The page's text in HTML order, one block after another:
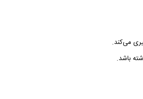
می‌کند.
باشد.